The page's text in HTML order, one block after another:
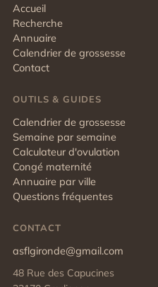
Accueil
Recherche
Annuaire
Calendrier de grossesse
Contact
OUTILS & GUIDES
Calendrier de grossesse
Semaine par semaine
Calculateur d'ovulation
Congé maternité
Annuaire par ville
Questions fréquentes
CONTACT
asflgironde@gmail.com
48 Rue des Capucines